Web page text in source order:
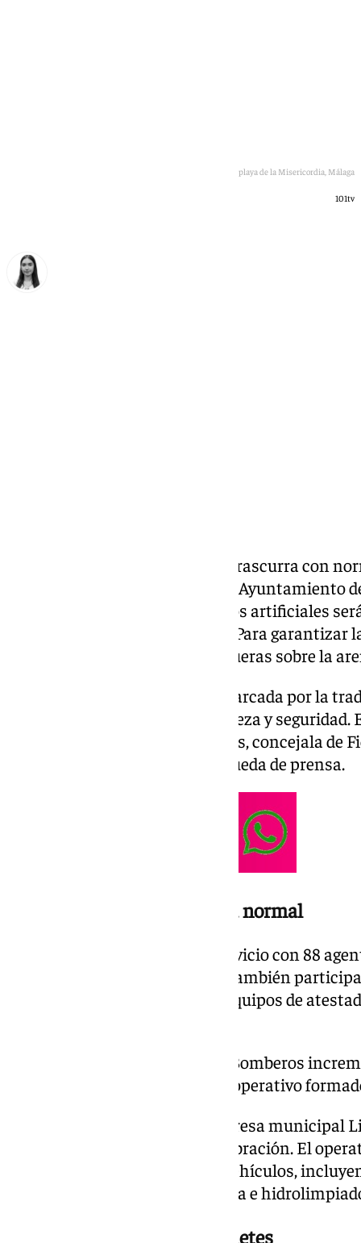
La noche de San Juan en la playa de la Misericordia, Málaga
101tv
Para que la noche de San Juan trascurra con
amanezcan llenas de basura, el Ayuntamiento
operativo. La música y los fuegos artificiales
noche de bienvenida al verano. Para garantizar
Municipal prohibirá hacer hogueras sobre la
La noche de San Juan estará marcada por la
importante despliegue de limpieza y
esta miércoles por Teresa Porras, concejala de
concejal de Seguridad, en una rueda de prensa.
Más controles que en un día normal
La Policía Local reforzará el servicio con 88
a los 329 efectivos ordinarios. También
controles de alcohol y drogas, equipos de
Por su parte, el Real Cuerpo de Bomberos
Protección Civil desplegará un operativo
En materia de limpieza, la empresa municipal
dispositivo especial tras la celebración. El
trabajadores y una flota de 75 vehículos,
limpiaplayas, camiones cisterna e
Música y espectáculo de cohetes